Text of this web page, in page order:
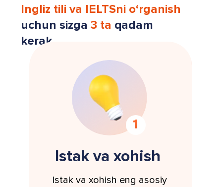
Ingliz tili va IELTSni o‘rganish
uchun sizga 3 ta qadam
kerak
Istak va xohish
Istak va xohish eng asosiy